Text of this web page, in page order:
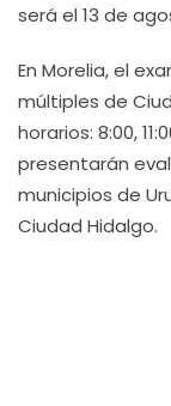
será el 13 de
En Morelia, el
múltiples de
horarios: 8:00,
presentarán
municipios de
Ciudad Hidalgo.